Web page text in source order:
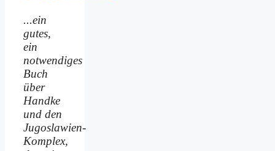
...ein
gutes,
ein
notwendiges
Buch
über
Handke
und den
Jugoslawien-
Komplex,